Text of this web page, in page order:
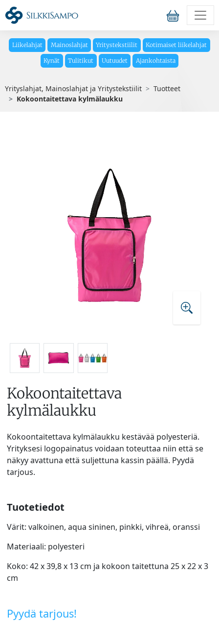
Liikelahjat Mainoslahjat Yritystekstiilit Kotimaiset liikelahjat
Kynät Tulitikut Uutuudet Ajankohtaista
Yrityslahjat, Mainoslahjat ja Yritystekstiilit
Tuotteet
Kokoontaitettava kylmälaukku
Kokoontaitettava
kylmälaukku
Kokoontaitettava kylmälaukku kestävää polyesteriä.
Yrityksesi logopainatus voidaan toteuttaa niin että se
näkyy avattuna että suljettuna kassin päällä. Pyydä
tarjous.
Tuotetiedot
Värit: valkoinen, aqua sininen, pinkki, vihreä, oranssi
Materiaali: polyesteri
Koko: 42 x 39,8 x 13 cm ja kokoon taitettuna 25 x 22 x 3
cm
Pyydä tarjous!